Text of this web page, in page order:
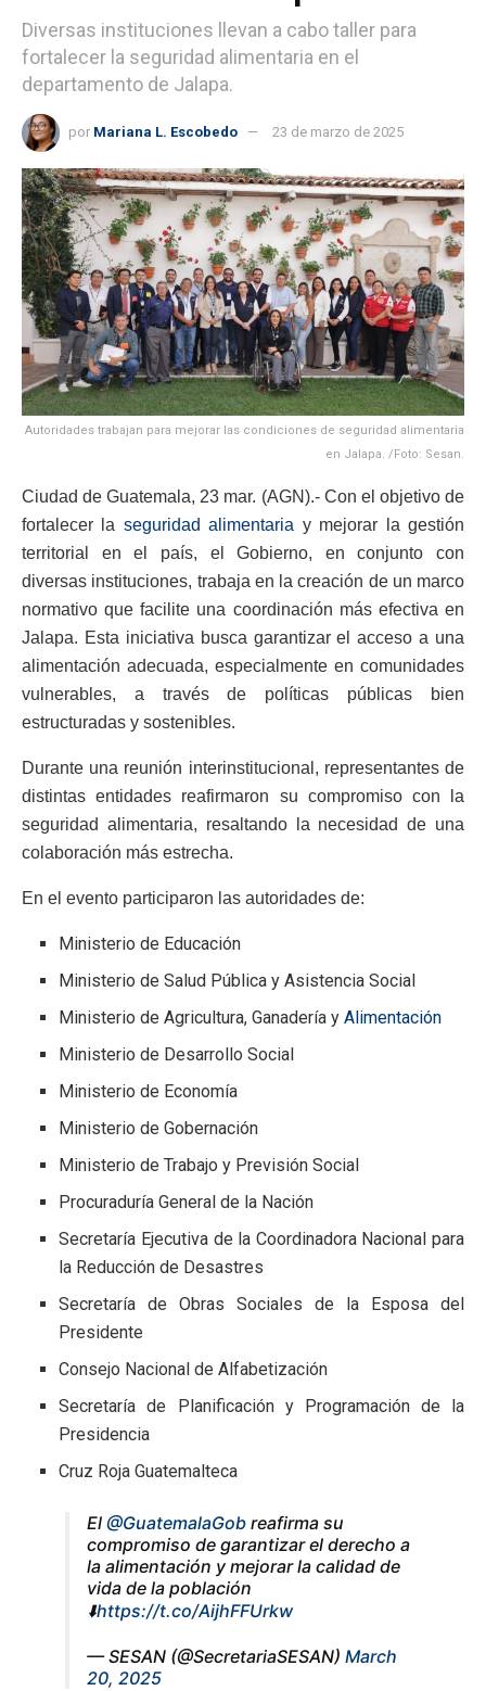
Diversas instituciones llevan a cabo taller para
fortalecer la seguridad alimentaria en el
departamento de Jalapa.
por Mariana L. Escobedo 23 de marzo de 2025
Autoridades trabajan para mejorar las condiciones de seguridad alimentaria
en Jalapa. /Foto: Sesan.
Ciudad de Guatemala, 23 mar. (AGN).- Con el objetivo de
fortalecer la seguridad alimentaria y mejorar la gestión
territorial en el país, el Gobierno, en conjunto con
diversas instituciones, trabaja en la creación de un marco
normativo que facilite una coordinación más efectiva en
Jalapa. Esta iniciativa busca garantizar el acceso a una
alimentación adecuada, especialmente en comunidades
vulnerables, a través de políticas públicas bien
estructuradas y sostenibles.
Durante una reunión interinstitucional, representantes de
distintas entidades reafirmaron su compromiso con la
seguridad alimentaria, resaltando la necesidad de una
colaboración más estrecha.
En el evento participaron las autoridades de:
Ministerio de Educación
Ministerio de Salud Pública y Asistencia Social
Ministerio de Agricultura, Ganadería yAlimentación
Ministerio de Desarrollo Social
Ministerio de Economía
Ministerio de Gobernación
Ministerio de Trabajo y Previsión Social
Procuraduría General de la Nación
Secretaría Ejecutiva de la Coordinadora Nacional para
la Reducción de Desastres
Secretaría de Obras Sociales de la Esposa del
Presidente
Consejo Nacional de Alfabetización
Secretaría de Planificación y Programación de la
Presidencia
Cruz Roja Guatemalteca
El @GuatemalaGob reafirma su
compromiso de garantizar el derecho a
la alimentación y mejorar la calidad de
vida de la población
⬇️https://t.co/AijhFFUrkw
— SESAN (@SecretariaSESAN) March
20, 2025